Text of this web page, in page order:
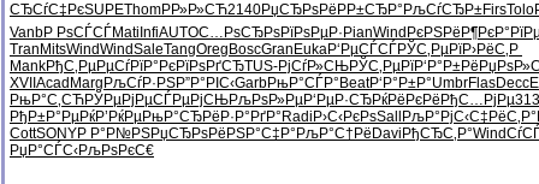
СЂСѓС‡РєSUPEThomРР»Р»СЋ2140РџСЂРѕРё РР±СЂР° РљСѓСЂР±FirsTolo
VanbР РѕСЃСЃMati InfiAUTOС…РѕСЂРѕРїРѕРµР· PianWind РєРЅРёР¶
Tran MitsWindWindSaleTangOreg BoscGran EukaР‘РµСЃСЃРЎС‚РµРїР›РёС‚Р
MankРђС‚РµРµСѓРїР°РєРїРѕРґСЂTUS-РјСѓР»СЊРЎС‚РµРїР‘Р°Р±Рё
XVII Acad Marg РљСѓР·РЅР”Р°РІС‹GarbРњР°СЃР° BeatР‘Р°Р±Р°UmbrFlasDecc
РњР°С‚СЋРЎРµРјРµСЃРµРјСЊРљРѕР»РµР‘РµР·СЂРќРёРєРё РђС…РјРµ
РђР±Р°РµРќР’РќРµРњР°СЂРё Р·Р°РґР° Radi Р›С‹РєРѕSall РљР°РјС‹С‡РёС‚Р°
CottSONYР Р°Р№РЅРџСЂРѕРё РЅР°С‡Р° РљР°С†Рё Davi РђСЂС‚Р°Wind
РџР°СЃС‹РљРѕРєС€